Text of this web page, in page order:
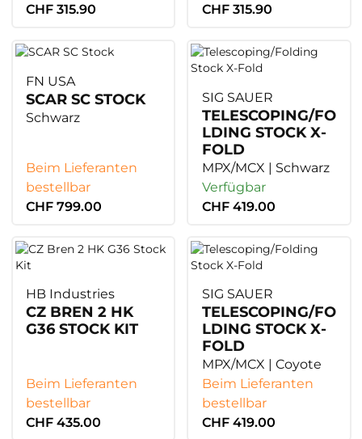
CHF 315.90
CHF 315.90
FN USA
SCAR SC STOCK
Schwarz
Beim Lieferanten
bestellbar
CHF 799.00
SIG SAUER
TELESCOPING/FO
LDING STOCK X-
FOLD
MPX/MCX | Schwarz
Verfügbar
CHF 419.00
HB Industries
CZ BREN 2 HK
G36 STOCK KIT
Beim Lieferanten
bestellbar
CHF 435.00
SIG SAUER
TELESCOPING/FO
LDING STOCK X-
FOLD
MPX/MCX | Coyote
Beim Lieferanten
bestellbar
CHF 419.00